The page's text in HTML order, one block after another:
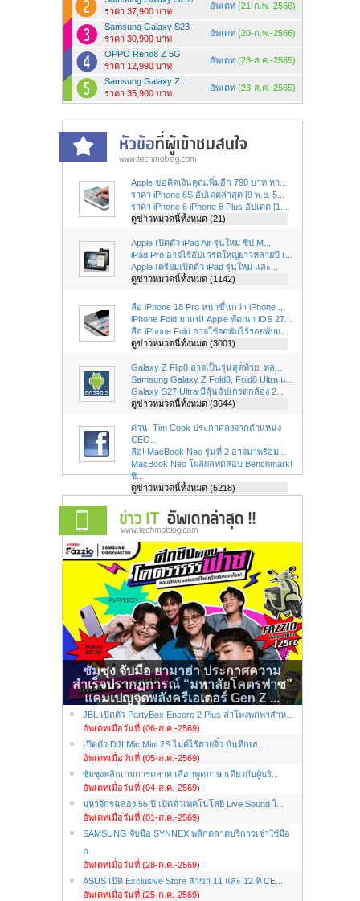
ราคา 37,900 บาท
อัพเดท (21-ก.พ.-2566)
Samsung Galaxy S23
ราคา 30,900 บาท
อัพเดท (20-ก.พ.-2566)
OPPO Reno8 Z 5G
ราคา 12,990 บาท
อัพเดท (23-ส.ค.-2565)
Samsung Galaxy Z ...
ราคา 35,900 บาท
อัพเดท (23-ส.ค.-2565)
Apple ขอคิดเงินคุณเพิ่มอีก 790 บาท หา...
ราคา iPhone 6S อัปเดตล่าสุด [9 พ.ย. 5...
ราคา iPhone 6 iPhone 6 Plus อัปเดต [1...
ดูข่าวหมวดนี้ทั้งหมด (21)
Apple เปิดตัว iPad Air รุ่นใหม่ ชิป M...
iPad Pro อาจไร้อัปเกรดใหญ่ยาวหลายปี เ...
Apple เตรียมเปิดตัว iPad รุ่นใหม่ และ...
ดูข่าวหมวดนี้ทั้งหมด (1142)
ลือ iPhone 18 Pro หนาขึ้นกว่า iPhone ...
iPhone Fold มาแน่! Apple พัฒนา iOS 27...
ลือ iPhone Fold อาจใช้จอพับไร้รอยพับแ...
ดูข่าวหมวดนี้ทั้งหมด (3001)
Galaxy Z Flip8 อาจเป็นรุ่นสุดท้าย! หล...
Samsung Galaxy Z Fold8, Fold8 Ultra แ...
Galaxy S27 Ultra มีลุ้นอัปเกรดกล้อง 2...
ดูข่าวหมวดนี้ทั้งหมด (3644)
ด่วน! Tim Cook ประกาศลงจากตำแหน่ง
CEO...
ลือ! MacBook Neo รุ่นที่ 2 อาจมาพร้อม...
MacBook Neo โผล่ผลทดสอบ Benchmark!
ชิ...
ดูข่าวหมวดนี้ทั้งหมด (5218)
ซัมซุง จับมือ ยามาฮ่า ประกาศความ
สำเร็จปรากฏการณ์ “มหาลัยโคตรฟาซ”
แคมเปญจุดพลังครีเอเตอร์ Gen Z ...
JBL เปิดตัว PartyBox Encore 2 Plus ลำโพงพกพาสำห...
อัพเดทเมื่อวันที่ (06-ส.ค.-2569)
เปิดตัว DJI Mic Mini 2S ไมค์ไร้สายจิ๋ว บันทึกเส...
อัพเดทเมื่อวันที่ (05-ส.ค.-2569)
ซัมซุงพลิกเกมการตลาด เลือกพูดภาษาเดียวกับผู้บริ...
อัพเดทเมื่อวันที่ (04-ส.ค.-2569)
มหาจักรฉลอง 55 ปี เปิดตัวเทคโนโลยี Live Sound ใ...
อัพเดทเมื่อวันที่ (01-ส.ค.-2569)
SAMSUNG จับมือ SYNNEX พลิกตลาดบริการเช่าใช้มือ
ถ...
อัพเดทเมื่อวันที่ (28-ก.ค.-2569)
ASUS เปิด Exclusive Store สาขา 11 และ 12 ที่ CE...
อัพเดทเมื่อวันที่ (25-ก.ค.-2569)